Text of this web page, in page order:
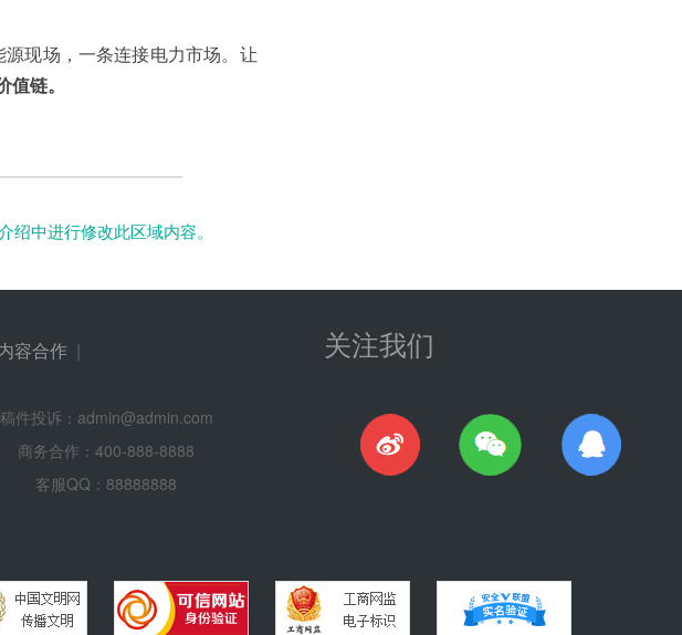
源现场，一条连接电力市场。让
链。
中进行修改此区域内容。
容合作 |
稿件投诉：admin@admin.com
商务合作：400-888-8888
客服QQ：88888888
关注我们